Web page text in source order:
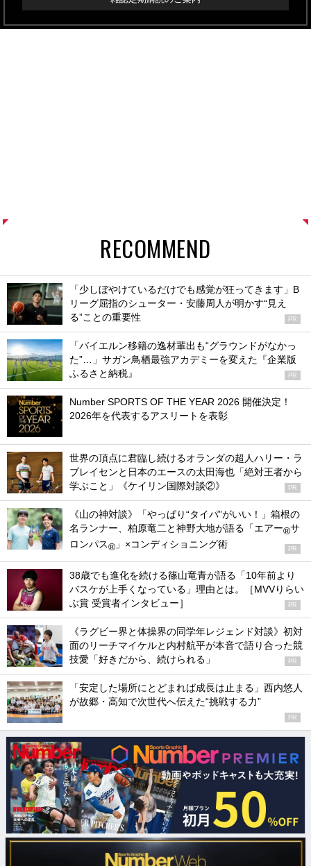
RECOMMEND
「少しぼやけているだけでも感覚が狂ってきます」B
リーグ屈指のシューター・安藤周人が明かす“見え
る”ことの重要性
PR
「バイエルン移籍の逸材輩出も“グラウンドがなかっ
た”…」サガン鳥栖最強アカデミーを変えた『企業版
ふるさと納税』
PR
Number SPORTS OF THE YEAR 2026 開催決定！
2026年を代表するアスリートを表彰
世界の頂点に君臨し続けるオランダの超人ハリー・ラ
ブレイセンと日本のエースの太田海也「絶対王者から
学ぶこと」《ケイリン国際対談②》
PR
《山の神対談》「やっぱり“タイパ”がいい！」箱根の
名ランナー、柏原竜二と神野大地が語る「エアー®サ
ロンパス® 」×コンディショニング術 PR
38歳でも進化を続ける篠山竜青が語る「10年前より
バスケが上手くなっている」理由とは。［MVVりらい
ぶ賞 受賞者インタビュー］
PR
《ラグビー界と体操界の同学年レジェンド対談》初対
面のリーチマイケルと内村航平が本音で語り合った競
技愛「好きだから、続けられる」
PR
「安定した場所にとどまれば成長は止まる」西内悠人
が故郷・高知で次世代へ伝えた“挑戦する力”
PR